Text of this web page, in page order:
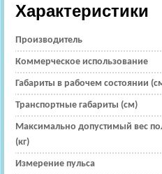
Характеристики
Производитель
Коммерческое использование
Габариты в рабочем состоянии
Транспортные габариты (см)
Максимально допустимый вес
(кг)
Измерение пульса